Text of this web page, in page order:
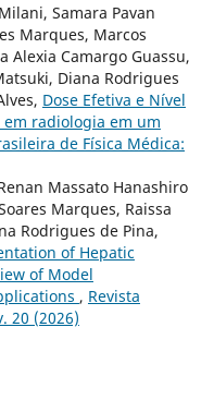
Samara Pavan
Marques, Marcos
Alexia Camargo Guassu,
Diana Rodrigues
Dose Efetiva e Nível
em radiologia em um
de Física Médica:
Massato Hanashiro
Marques, Raissa
Rodrigues de Pina,
of Hepatic
of Model
, Revista
20 (2026)